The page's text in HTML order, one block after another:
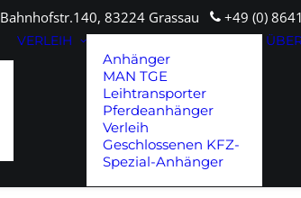
Bahnhofstr.140, 83224 Grassau +49 (0)
VERLEIH
Anhänger
MAN TGE
Leihtransporter
Pferdeanhänger
Verleih
Geschlossenen KFZ-
Spezial-Anhänger